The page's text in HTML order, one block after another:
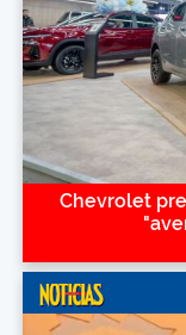
Chevrolet